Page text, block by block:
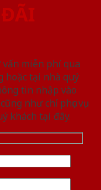
miễn phí qua
hoặc tại nhà quý
tin nhập vào
như chỉ phục vụ
khách tại đây.